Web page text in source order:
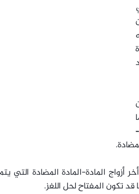
أزواج المادة-المادة المضادة
تكون المفتاح لحل اللغز.